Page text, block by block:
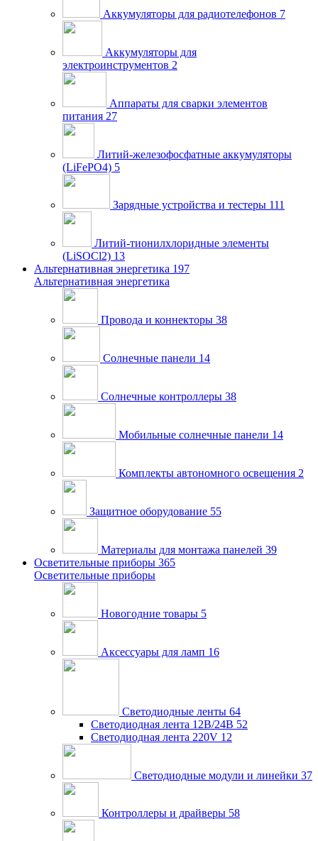
Аккумуляторы для радиотелефонов 7
Аккумуляторы для
электроинструментов 2
Аппараты для сварки элементов
питания 27
Литий-железофосфатные аккумуляторы
(LiFePO4) 5
Зарядные устройства и тестеры 111
Литий-тионилхлоридные элементы
(LiSOCl2) 13
Альтернативная энергетика 197
Альтернативная энергетика
Провода и коннекторы 38
Солнечные панели 14
Солнечные контроллеры 38
Мобильные солнечные панели 14
Комплекты автономного освещения 2
Защитное оборудование 55
Материалы для монтажа панелей 39
Осветительные приборы 365
Осветительные приборы
Новогодние товары 5
Аксессуары для ламп 16
Светодиодные ленты 64
Светодиодная лента 12В/24В 52
Светодиодная лента 220V 12
Светодиодные модули и линейки 37
Контроллеры и драйверы 58